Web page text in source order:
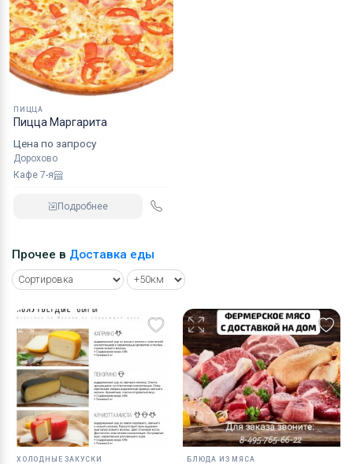
ПИЦЦА
Пицца Маргарита
Цена по запросу
Дорохово
Кафе 7-я
Подробнее
Прочее в Доставка еды
ХОЛОДНЫЕ ЗАКУСКИ БЛЮДА ИЗ МЯСА